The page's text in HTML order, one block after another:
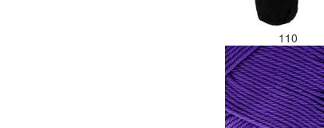
110